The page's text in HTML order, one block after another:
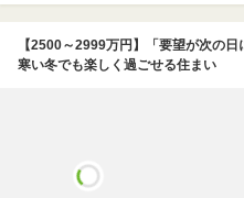
【2500～2999万円】「要望が次の
寒い冬でも楽しく過ごせる住まい